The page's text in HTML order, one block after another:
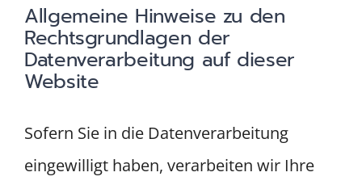
Allgemeine Hinweise zu den
Rechtsgrundlagen der
Datenverarbeitung auf dieser
Website
Sofern Sie in die Datenverarbeitung
eingewilligt haben, verarbeiten wir Ihre